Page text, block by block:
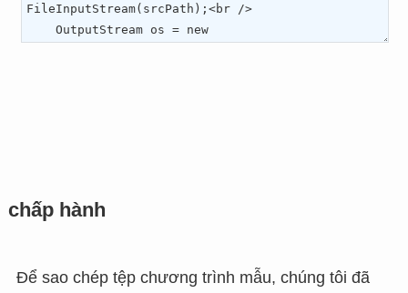
chấp hành
Để sao chép tệp chương trình mẫu, chúng tôi đã